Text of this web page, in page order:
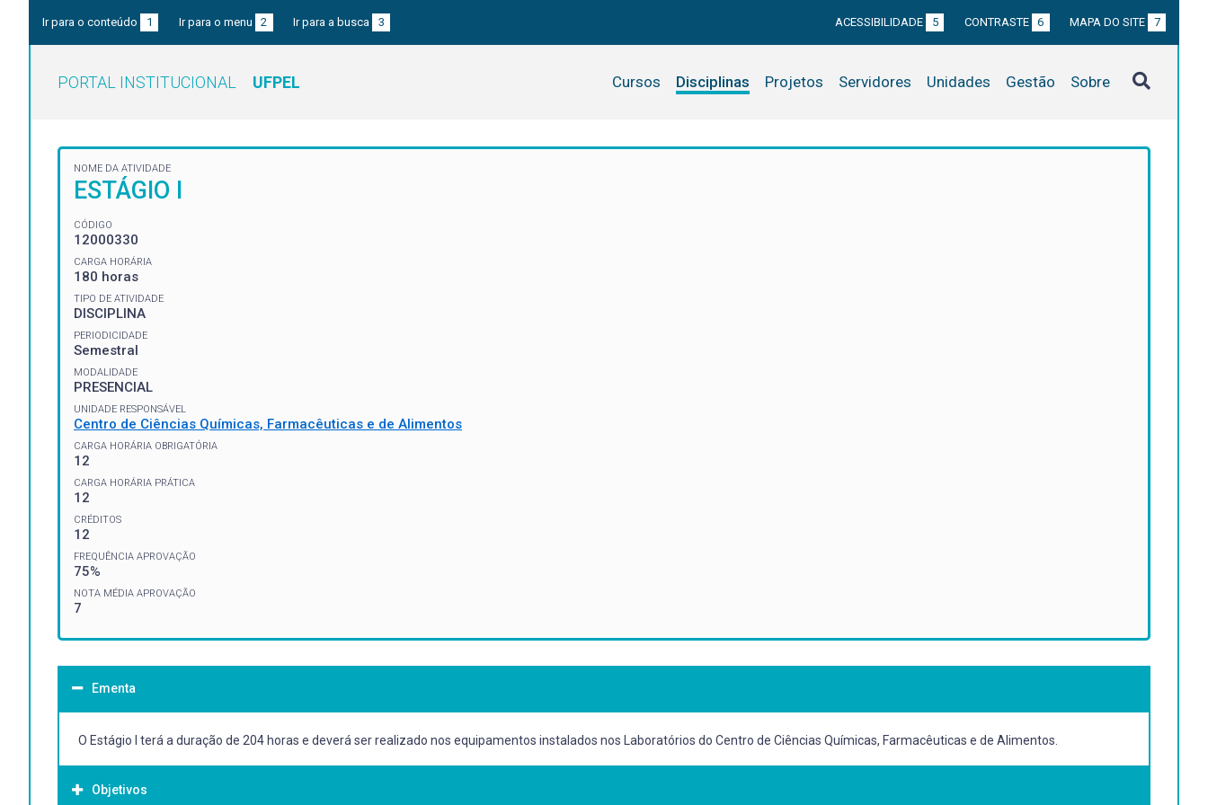
Ir para o conteúdo 1 Ir para o menu 2 Ir para a busca 3 ACESSIBILIDADE 5 CONTRASTE 6 MAPA DO SITE 7
PORTAL INSTITUCIONAL UFPEL Cursos Disciplinas Projetos Servidores Unidades Gestão Sobre
NOME DA ATIVIDADE
ESTÁGIO I
CÓDIGO
12000330
CARGA HORÁRIA
180 horas
TIPO DE ATIVIDADE
DISCIPLINA
PERIODICIDADE
Semestral
MODALIDADE
PRESENCIAL
UNIDADE RESPONSÁVEL
Centro de Ciências Químicas, Farmacêuticas e de Alimentos
CARGA HORÁRIA OBRIGATÓRIA
12
CARGA HORÁRIA PRÁTICA
12
CRÉDITOS
12
FREQUÊNCIA APROVAÇÃO
75%
NOTA MÉDIA APROVAÇÃO
7
Ementa
O Estágio I terá a duração de 204 horas e deverá ser realizado nos equipamentos instalados nos Laboratórios do Centro de Ciências Químicas, Farmacêuticas e de Alimentos.
Objetivos